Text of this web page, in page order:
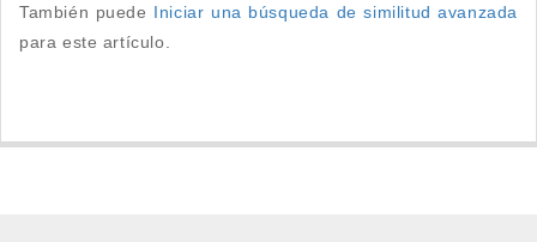
También puede Iniciar una búsqueda de similitud avanzada
para este artículo.